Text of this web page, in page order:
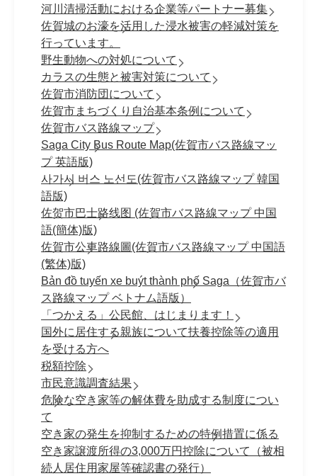
河川清掃活動における企業等パートナー募集
佐賀城のお濠を活用した浸水被害の軽減対策を
行っています。
野生動物への対処について
カラスの生態と被害対策について
佐賀市消防団について
佐賀市まちづくり自治基本条例について
佐賀市バス路線マップ
Saga City Bus Route Map(佐賀市バス路線マッ
プ 英語版)
사가시 버스 노선도(佐賀市バス路線マップ 韓国
語版)
佐贺市巴士路线图 (佐賀市バス路線マップ 中国
語(簡体)版)
佐賀市公車路線圖(佐賀市バス路線マップ 中国語
(繁体)版)
Bản đồ tuyến xe buýt thành phố Saga（佐賀市バ
ス路線マップ ベトナム語版）
「つかえる」公民館、はじまります！
国外に居住する親族について扶養控除等の適用
を受ける方へ
税額控除
市民意識調査結果
危険な空き家等の解体費を助成する制度につい
て
空き家の発生を抑制するための特例措置に係る
空き家譲渡所得の3,000万円控除について（被相
続人居住用家屋等確認書の発行）